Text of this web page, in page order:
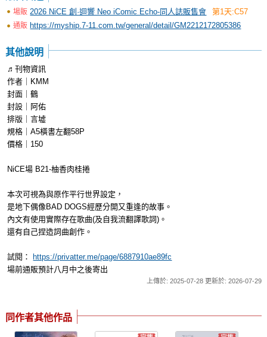
場販 2026 NiCE 創·迴響 Neo iComic Echo-同人誌販售會 第1天:C57
通販 https://myship.7-11.com.tw/general/detail/GM2212172805386
其他說明
♬刊物資訊
作者｜KMM
封面｜鶴
封設｜阿佑
排版｜言墟
規格｜A5橫書左翻58P
價格｜150
NiCE場 B21-柚香肉桂捲
本次可視為與原作平行世界設定，
是地下偶像BAD DOGS經歷分開又重逢的故事。
內文有使用實際存在歌曲(及自我流翻譯歌詞)。
還有自己捏造詞曲創作。
試閱：https://privatter.me/page/6887910ae89fc
場前通販預計八月中之後寄出
上傳於: 2025-07-28 更新於: 2026-07-29
同作者其他作品